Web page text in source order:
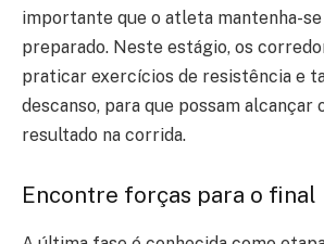
importante que o atleta mantenha-
preparado. Neste estágio, os
praticar exercícios de resistência e
descanso, para que possam alcançar
resultado na corrida.
Encontre forças para o final